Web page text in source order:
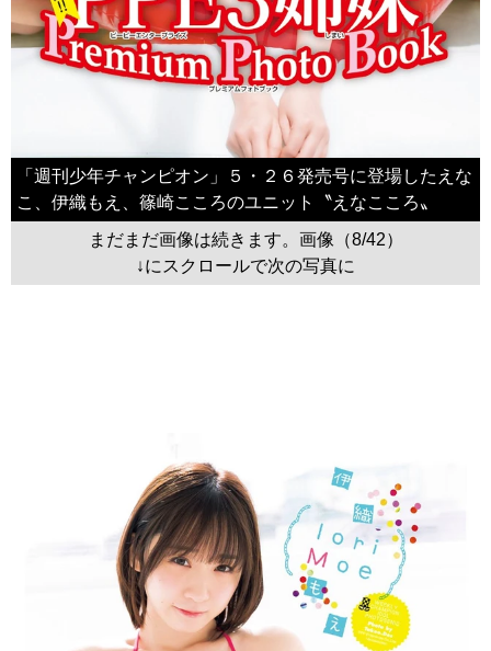
「週刊少年チャンピオン」５・２６発売号に登場したえな
こ、伊織もえ、篠崎こころのユニット〝えなこころ〟
まだまだ画像は続きます。画像（8/42）
↓にスクロールで次の写真に